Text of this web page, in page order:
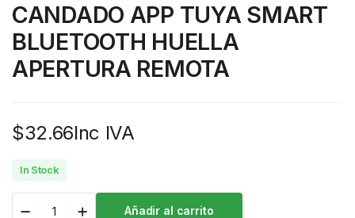
CANDADO APP TUYA SMART
BLUETOOTH HUELLA
APERTURA REMOTA
$32.66Inc IVA
In Stock
Añadir al carrito